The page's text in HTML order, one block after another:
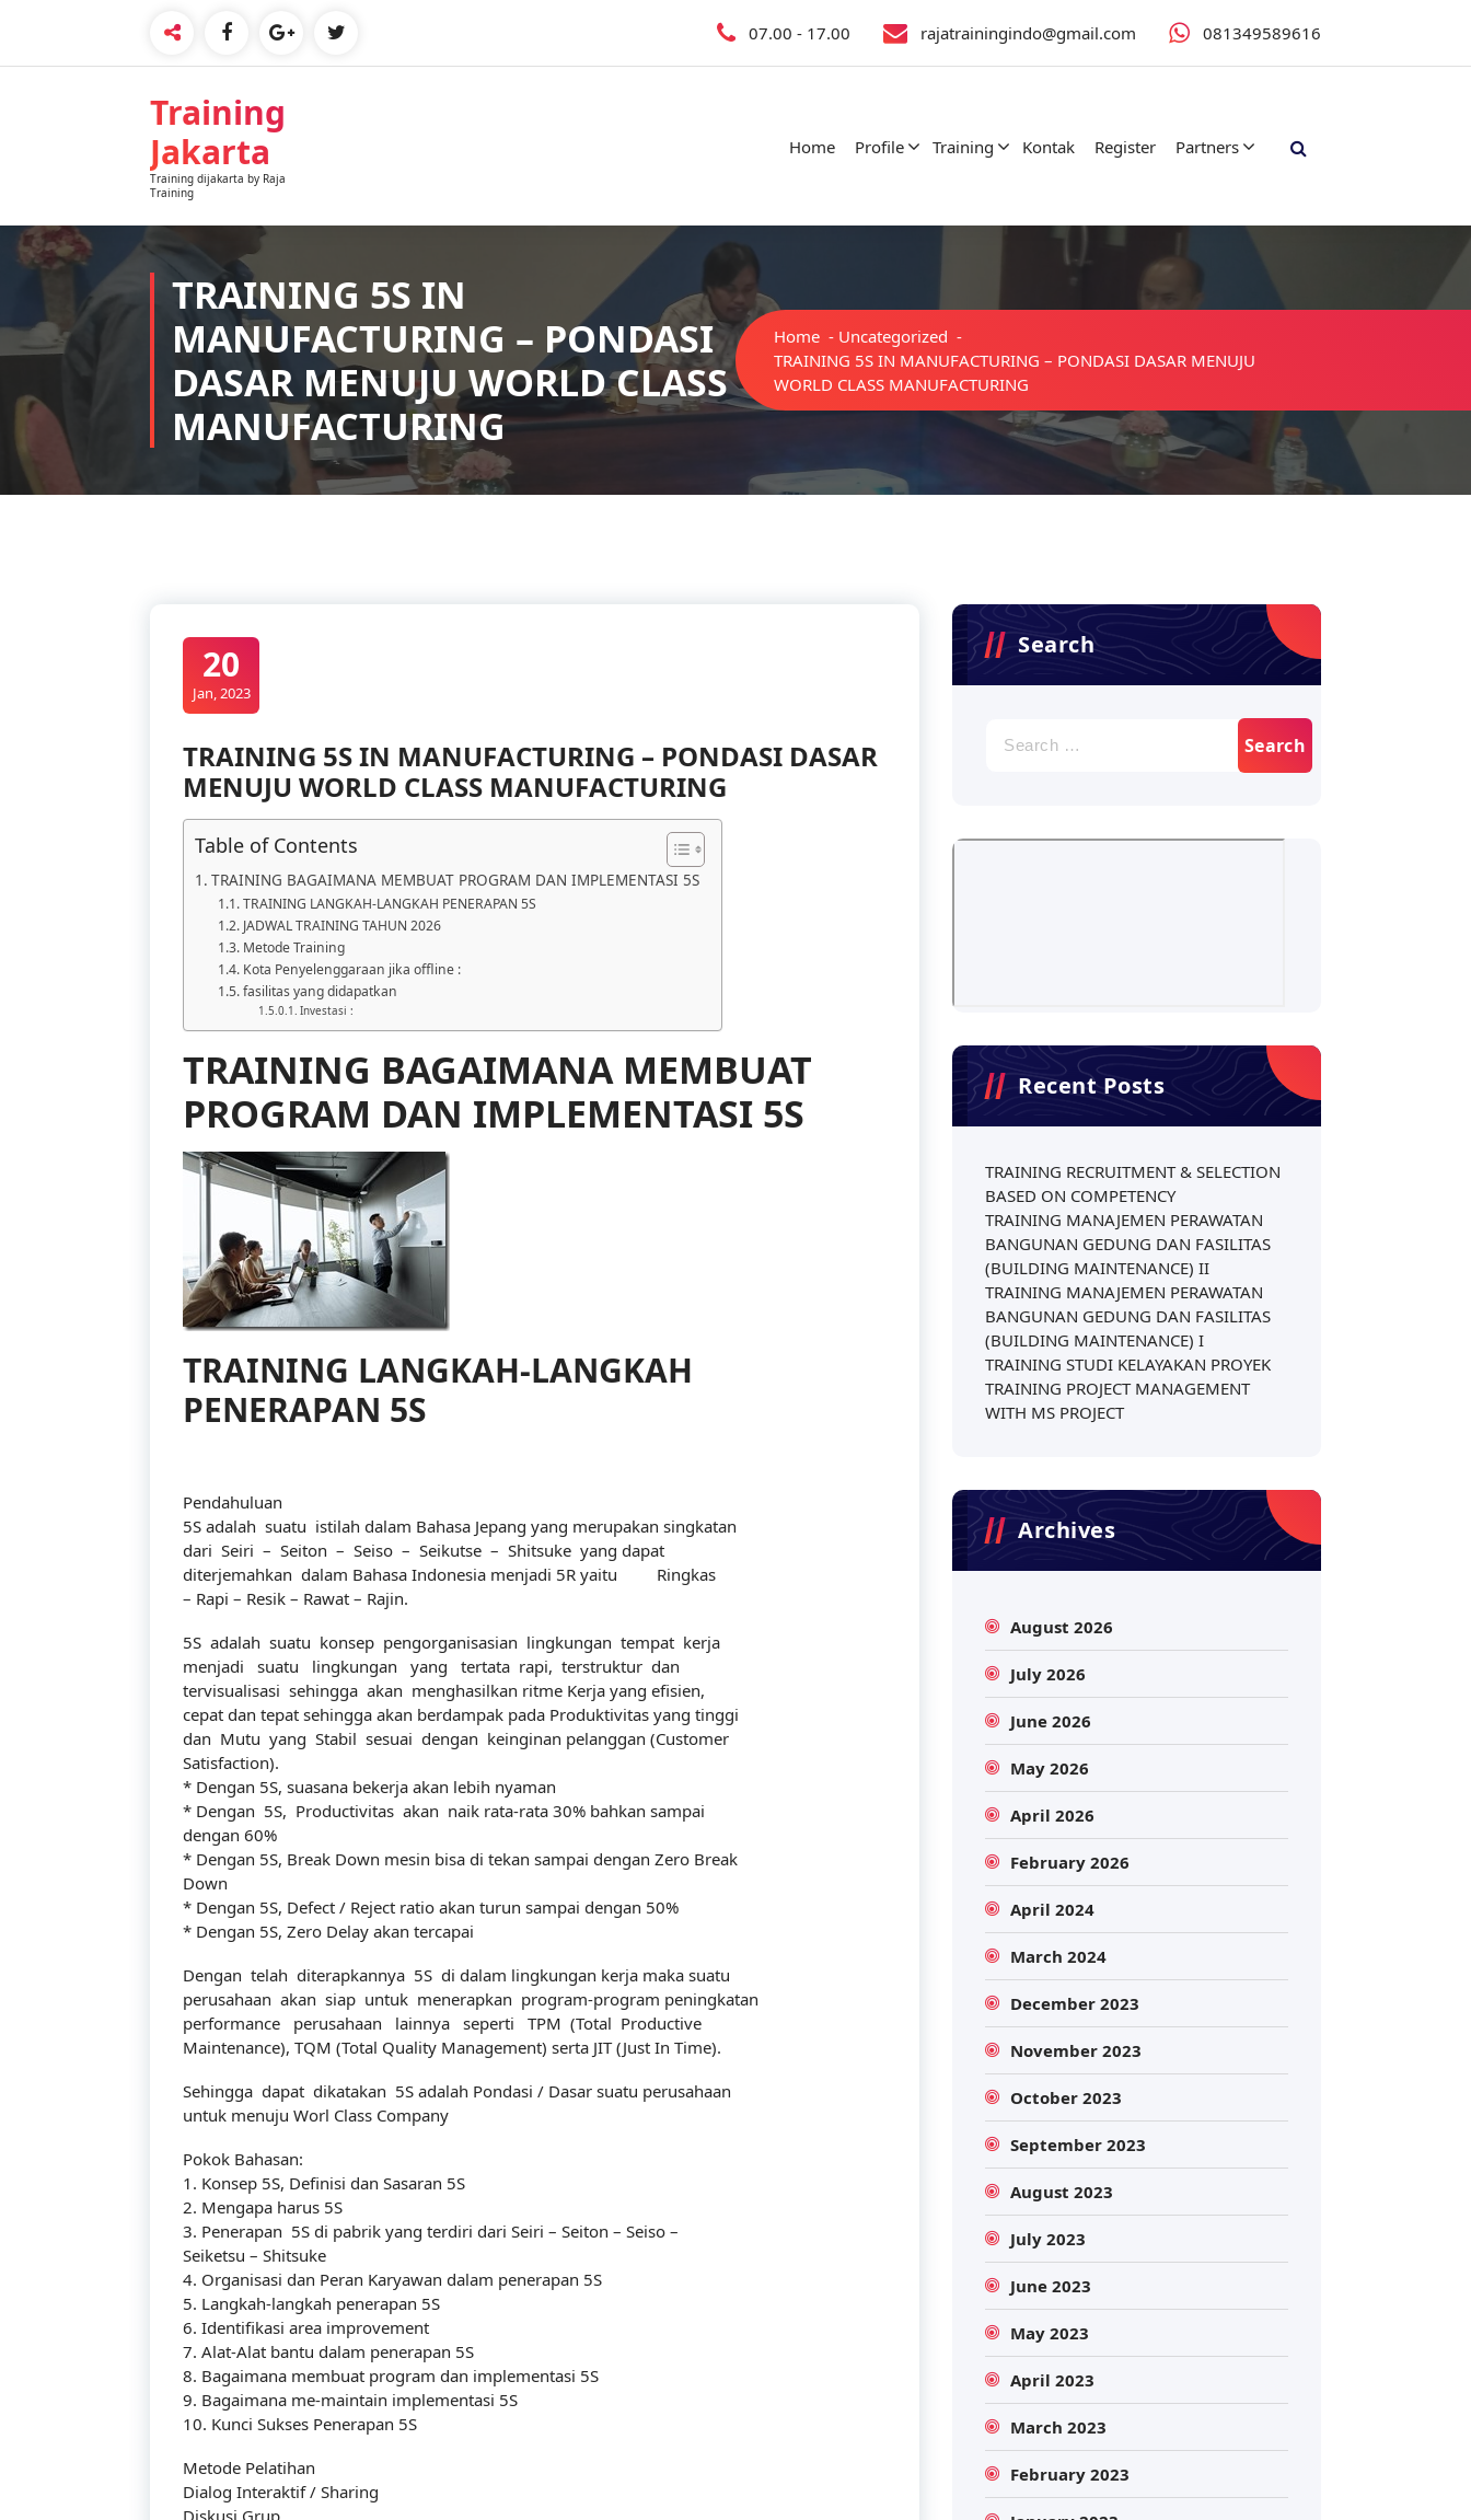
07.00 - 17.00 rajatrainingindo@gmail.com 081349589616
Training
Jakarta
Training dijakarta by Raja
Training
Home Profile Training Kontak Register Partners
TRAINING 5S IN
MANUFACTURING – PONDASI
DASAR MENUJU WORLD CLASS
MANUFACTURING
Home - Uncategorized -
TRAINING 5S IN MANUFACTURING – PONDASI DASAR MENUJU
WORLD CLASS MANUFACTURING
20
Jan, 2023
TRAINING 5S IN MANUFACTURING – PONDASI DASAR
MENUJU WORLD CLASS MANUFACTURING
Table of Contents
TRAINING BAGAIMANA MEMBUAT PROGRAM DAN IMPLEMENTASI 5S
TRAINING LANGKAH-LANGKAH PENERAPAN 5S
JADWAL TRAINING TAHUN 2026
Metode Training
Kota Penyelenggaraan jika offline :
fasilitas yang didapatkan
Investasi :
TRAINING BAGAIMANA MEMBUAT
PROGRAM DAN IMPLEMENTASI 5S
TRAINING LANGKAH-LANGKAH
PENERAPAN 5S
Pendahuluan
5S adalah suatu istilah dalam Bahasa Jepang yang merupakan singkatan
dari Seiri – Seiton – Seiso – Seikutse – Shitsuke yang dapat
diterjemahkan dalam Bahasa Indonesia menjadi 5R yaitu Ringkas
– Rapi – Resik – Rawat – Rajin.
5S adalah suatu konsep pengorganisasian lingkungan tempat kerja
menjadi suatu lingkungan yang tertata rapi, terstruktur dan
tervisualisasi sehingga akan menghasilkan ritme Kerja yang efisien,
cepat dan tepat sehingga akan berdampak pada Produktivitas yang tinggi
dan Mutu yang Stabil sesuai dengan keinginan pelanggan (Customer
Satisfaction).
* Dengan 5S, suasana bekerja akan lebih nyaman
* Dengan 5S, Productivitas akan naik rata-rata 30% bahkan sampai
dengan 60%
* Dengan 5S, Break Down mesin bisa di tekan sampai dengan Zero Break
Down
* Dengan 5S, Defect / Reject ratio akan turun sampai dengan 50%
* Dengan 5S, Zero Delay akan tercapai
Dengan telah diterapkannya 5S di dalam lingkungan kerja maka suatu
perusahaan akan siap untuk menerapkan program-program peningkatan
performance perusahaan lainnya seperti TPM (Total Productive
Maintenance), TQM (Total Quality Management) serta JIT (Just In Time).
Sehingga dapat dikatakan 5S adalah Pondasi / Dasar suatu perusahaan
untuk menuju Worl Class Company
Pokok Bahasan:
1. Konsep 5S, Definisi dan Sasaran 5S
2. Mengapa harus 5S
3. Penerapan 5S di pabrik yang terdiri dari Seiri – Seiton – Seiso –
Seiketsu – Shitsuke
4. Organisasi dan Peran Karyawan dalam penerapan 5S
5. Langkah-langkah penerapan 5S
6. Identifikasi area improvement
7. Alat-Alat bantu dalam penerapan 5S
8. Bagaimana membuat program dan implementasi 5S
9. Bagaimana me-maintain implementasi 5S
10. Kunci Sukses Penerapan 5S
Metode Pelatihan
Dialog Interaktif / Sharing
Search
for:
Recent Posts
TRAINING RECRUITMENT & SELECTION
BASED ON COMPETENCY
TRAINING MANAJEMEN PERAWATAN
BANGUNAN GEDUNG DAN FASILITAS
(BUILDING MAINTENANCE) II
TRAINING MANAJEMEN PERAWATAN
BANGUNAN GEDUNG DAN FASILITAS
(BUILDING MAINTENANCE) I
TRAINING STUDI KELAYAKAN PROYEK
TRAINING PROJECT MANAGEMENT
WITH MS PROJECT
Archives
August 2026
July 2026
June 2026
May 2026
April 2026
February 2026
April 2024
March 2024
December 2023
November 2023
October 2023
September 2023
August 2023
July 2023
June 2023
May 2023
April 2023
March 2023
February 2023